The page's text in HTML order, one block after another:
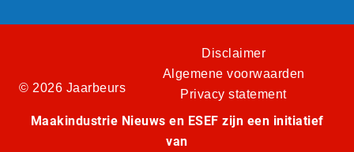
© 2026 Jaarbeurs
Disclaimer
Algemene voorwaarden
Privacy statement
Maakindustrie Nieuws en ESEF zijn een initiatief
van